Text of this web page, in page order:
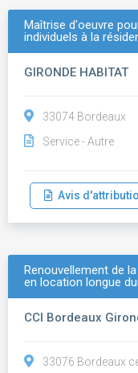
Maîtrise d'oeuvre
individuels à la
GIRONDE HABITAT
33074 Bordeaux
Service - Autre
Avis
Renouvellement de
en location longue
CCI Bordeaux
33076 Bordeaux